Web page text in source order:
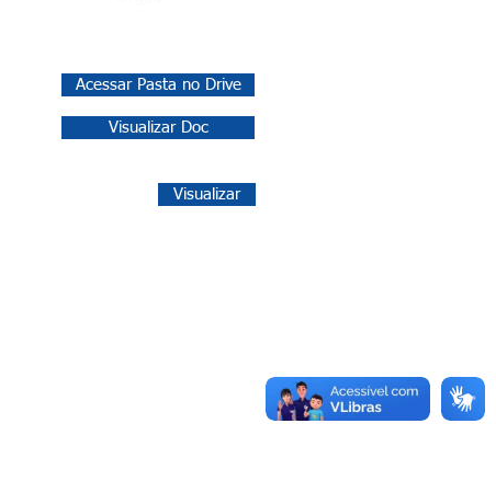
Acessar Pasta no Drive
Visualizar Doc
Visualizar